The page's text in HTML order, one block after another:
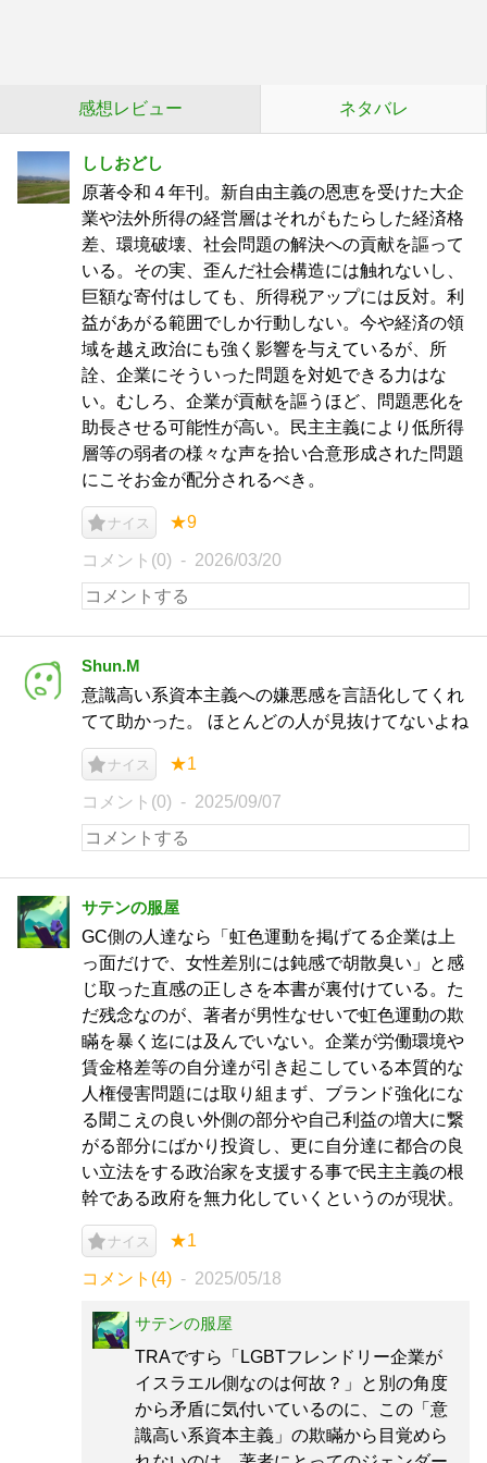
感想レビュー ネタバレ
ししおどし
原著令和４年刊。新自由主義の恩恵を受けた大企
業や法外所得の経営層はそれがもたらした経済格
差、環境破壊、社会問題の解決への貢献を謳って
いる。その実、歪んだ社会構造には触れないし、
巨額な寄付はしても、所得税アップには反対。利
益があがる範囲でしか行動しない。今や経済の領
域を越え政治にも強く影響を与えているが、所
詮、企業にそういった問題を対処できる力はな
い。むしろ、企業が貢献を謳うほど、問題悪化を
助長させる可能性が高い。民主主義により低所得
層等の弱者の様々な声を拾い合意形成された問題
にこそお金が配分されるべき。
ナイス ★9
コメント(0) 2026/03/20
Shun.M
意識高い系資本主義への嫌悪感を言語化してくれ
てて助かった。 ほとんどの人が見抜けてないよね
ナイス ★1
コメント(0) 2025/09/07
サテンの服屋
GC側の人達なら「虹色運動を掲げてる企業は上
っ面だけで、女性差別には鈍感で胡散臭い」と感
じ取った直感の正しさを本書が裏付けている。た
だ残念なのが、著者が男性なせいで虹色運動の欺
瞞を暴く迄には及んでいない。企業が労働環境や
賃金格差等の自分達が引き起こしている本質的な
人権侵害問題には取り組まず、ブランド強化にな
る聞こえの良い外側の部分や自己利益の増大に繋
がる部分にばかり投資し、更に自分達に都合の良
い立法をする政治家を支援する事で民主主義の根
幹である政府を無力化していくというのが現状。
ナイス ★1
コメント(4) 2025/05/18
サテンの服屋
TRAですら「LGBTフレンドリー企業が
イスラエル側なのは何故？」と別の角度
から矛盾に気付いているのに、この「意
識高い系資本主義」の欺瞞から目覚めら